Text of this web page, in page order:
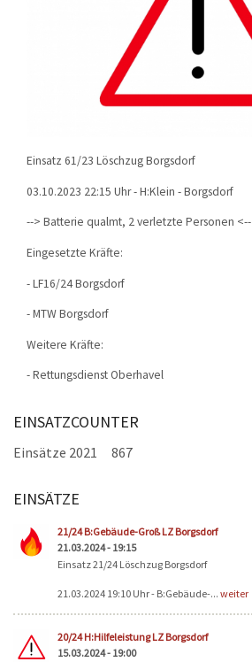
Einsatz 61/23 Löschzug Borgsdorf
03.10.2023 22:15 Uhr - H:Klein - Borgsdorf
--> Batterie qualmt, 2 verletzte Personen <--
Eingesetzte Kräfte:
- LF16/24 Borgsdorf
- MTW Borgsdorf
Weitere Kräfte:
- Rettungsdienst Oberhavel
EINSATZCOUNTER
Einsätze 2021 867
EINSÄTZE
21/24 B:Gebäude-Groß LZ Borgsdorf
21.03.2024 - 19:15
Einsatz 21/24 Löschzug Borgsdorf
21.03.2024 19:10 Uhr - B:Gebäude-... weiter
20/24 H:Hilfeleistung LZ Borgsdorf
15.03.2024 - 19:00
Seiten